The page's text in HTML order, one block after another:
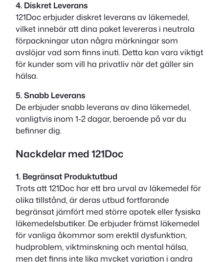
4. Diskret Leverans
121Doc erbjuder diskret leverans av läkemedel,
vilket innebär att dina paket levereras i neutrala
förpackningar utan några märkningar som
avslöjar vad som finns inuti. Detta kan vara viktigt
för kunder som vill ha privatliv när det gäller sin
hälsa.
5. Snabb Leverans
De erbjuder snabb leverans av dina läkemedel,
vanligtvis inom 1-2 dagar, beroende på var du
befinner dig.
Nackdelar med 121Doc
1. Begränsat Produktutbud
Trots att 121Doc har ett bra urval av läkemedel för
olika tillstånd, är deras utbud fortfarande
begränsat jämfört med större apotek eller fysiska
läkemedelsbutiker. De erbjuder främst läkemedel
för vanliga åkommor som erektil dysfunktion,
hudproblem, viktminskning och mental hälsa,
men det finns inte lika mycket variation i andra